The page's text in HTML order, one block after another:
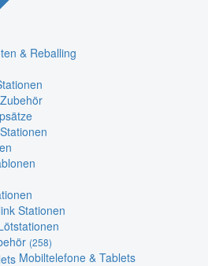
& Reballing
Stationen
(258)
Mobiltelefone & Tablets